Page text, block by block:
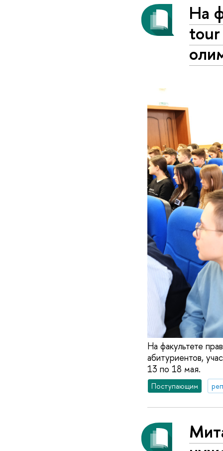
На
tour
На факультете
абитуриентов,
13 по 18 мая.
Поступающим